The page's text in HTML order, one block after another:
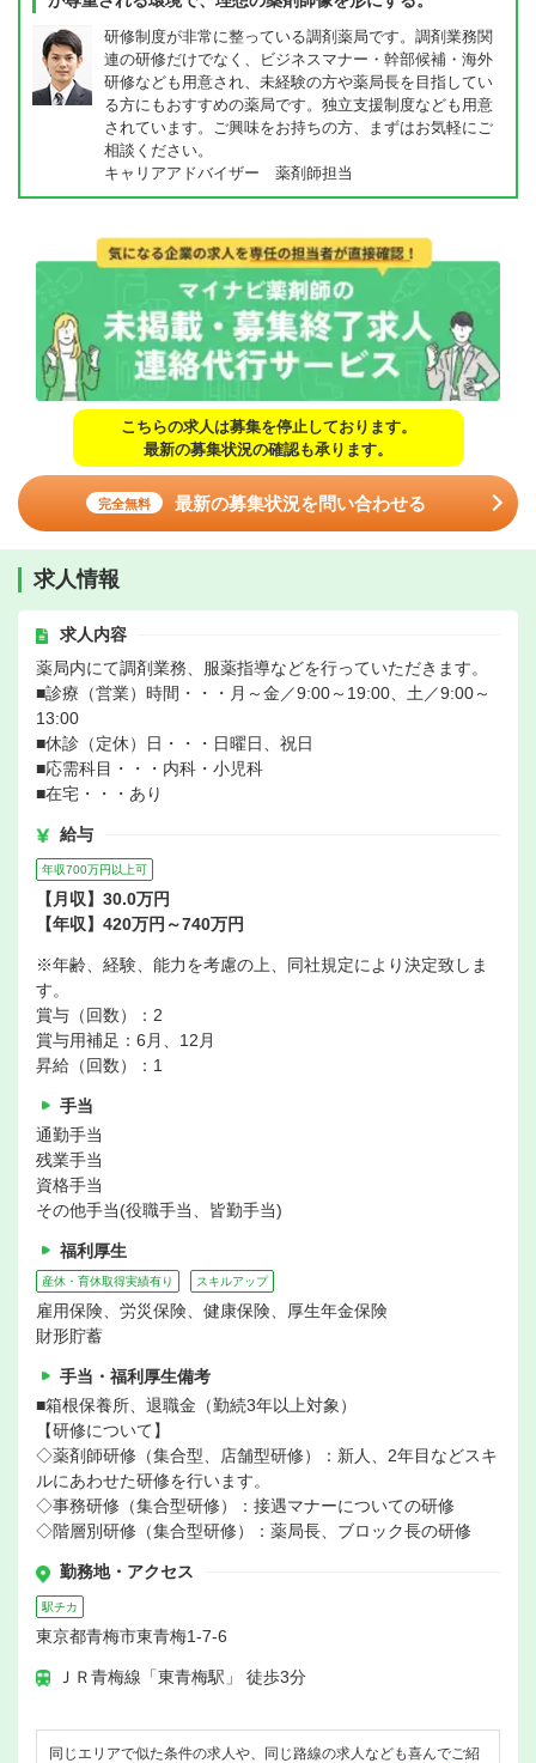
研修制度が非常に整っている調剤薬局です。調剤業務関
連の研修だけでなく、ビジネスマナー・幹部候補・海外
研修なども用意され、未経験の方や薬局長を目指してい
る方にもおすすめの薬局です。独立支援制度なども用意
されています。ご興味をお持ちの方、まずはお気軽にご
相談ください。
キャリアアドバイザー 薬剤師担当
こちらの求人は募集を停止しております。
最新の募集状況の確認も承ります。
完全無料 最新の募集状況を問い合わせる
求人情報
求人内容
薬局内にて調剤業務、服薬指導などを行っていただきます。
■診療（営業）時間・・・月～金／9:00～19:00、土／9:00～
13:00
■休診（定休）日・・・日曜日、祝日
■応需科目・・・内科・小児科
■在宅・・・あり
給与
年収700万円以上可
【月収】30.0万円
【年収】420万円～740万円
※年齢、経験、能力を考慮の上、同社規定により決定致しま
す。
賞与（回数）：2
賞与用補足：6月、12月
昇給（回数）：1
手当
通勤手当
残業手当
資格手当
その他手当(役職手当、皆勤手当)
福利厚生
産休・育休取得実績有り スキルアップ
雇用保険、労災保険、健康保険、厚生年金保険
財形貯蓄
手当・福利厚生備考
■箱根保養所、退職金（勤続3年以上対象）
【研修について】
◇薬剤師研修（集合型、店舗型研修）：新人、2年目などスキ
ルにあわせた研修を行います。
◇事務研修（集合型研修）：接遇マナーについての研修
◇階層別研修（集合型研修）：薬局長、ブロック長の研修
勤務地・アクセス
駅チカ
東京都青梅市東青梅1-7-6
ＪＲ青梅線「東青梅駅」 徒歩3分
同じエリアで似た条件の求人や、同じ路線の求人なども喜んでご紹